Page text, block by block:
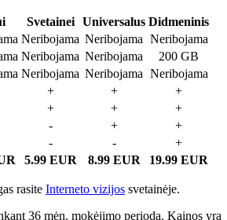
Svetainei Universalus Didmeninis
Neribojama Neribojama Neribojama
Neribojama Neribojama
200 GB
Neribojama Neribojama Neribojama
+ +
+
+ +
+
- +
+
- -
+
5.99 EUR 8.99 EUR 19.99 EUR
rasite Interneto vizijos svetainėje.
36 mėn. mokėjimo periodą. Kainos yra